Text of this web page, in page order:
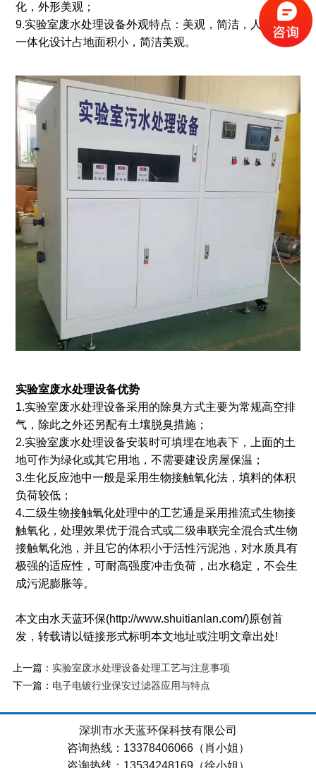
化，外形美观；
9.实验室废水处理设备外观特点：美观，简洁，人性化，
一体化设计占地面积小，简洁美观。
实验室废水处理设备优势
1.实验室废水处理设备采用的除臭方式主要为常规高空排
气，除此之外还另配有土壤脱臭措施；
2.实验室废水处理设备安装时可填埋在地表下，上面的土
地可作为绿化或其它用地，不需要建设房屋保温；
3.生化反应池中一般是采用生物接触氧化法，填料的体积
负荷较低；
4.二级生物接触氧化处理中的工艺通是采用推流式生物接
触氧化，处理效果优于混合式或二级串联完全混合式生物
接触氧化池，并且它的体积小于活性污泥池，对水质具有
极强的适应性，可耐高强度冲击负荷，出水稳定，不会生
成污泥膨胀等。
本文由水天蓝环保(http://www.shuitianlan.com/)原创首
发，转载请以链接形式标明本文地址或注明文章出处!
上一篇： 实验室废水处理设备处理工艺与注意事项
下一篇： 电子电镀行业保安过滤器应用与特点
深圳市水天蓝环保科技有限公司
咨询热线：13378406066（肖小姐）
咨询热线：13534248169（徐小姐）